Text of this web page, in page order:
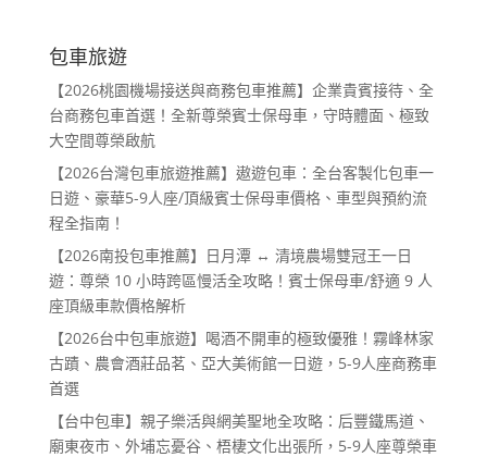
包車旅遊
【2026桃園機場接送與商務包車推薦】企業貴賓接待、全
台商務包車首選！全新尊榮賓士保母車，守時體面、極致
大空間尊榮啟航
【2026台灣包車旅遊推薦】遨遊包車：全台客製化包車一
日遊、豪華5-9人座/頂級賓士保母車價格、車型與預約流
程全指南！
【2026南投包車推薦】日月潭 ↔ 清境農場雙冠王一日
遊：尊榮 10 小時跨區慢活全攻略！賓士保母車/舒適 9 人
座頂級車款價格解析
【2026台中包車旅遊】喝酒不開車的極致優雅！霧峰林家
古蹟、農會酒莊品茗、亞大美術館一日遊，5-9人座商務車
首選
【台中包車】親子樂活與網美聖地全攻略：后豐鐵馬道、
廟東夜市、外埔忘憂谷、梧棲文化出張所，5-9人座尊榮車